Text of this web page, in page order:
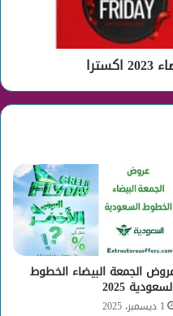
الجمعة البيضاء الخطوط
2025
1 ديسمبر، 2025